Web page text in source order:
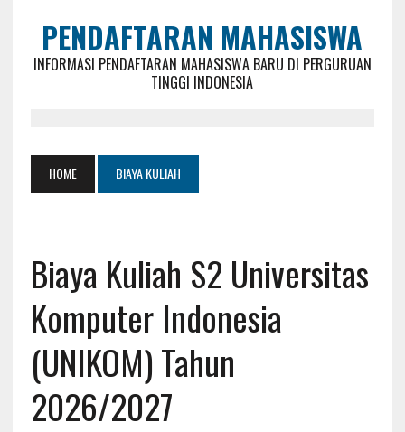
PENDAFTARAN MAHASISWA
INFORMASI PENDAFTARAN MAHASISWA BARU DI PERGURUAN
TINGGI INDONESIA
HOME BIAYA KULIAH
Biaya Kuliah S2 Universitas
Komputer Indonesia
(UNIKOM) Tahun
2026/2027